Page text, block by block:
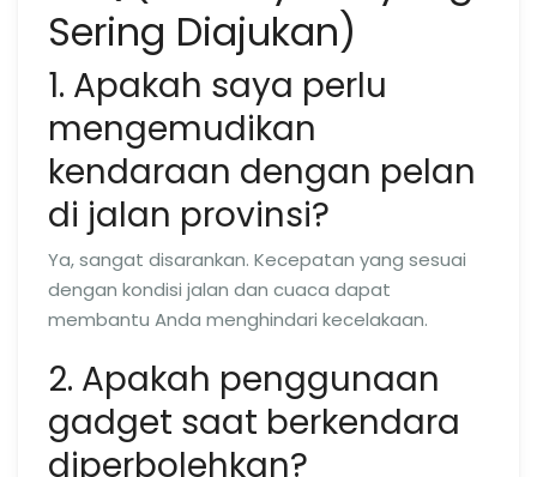
Sering Diajukan)
1. Apakah saya perlu
mengemudikan
kendaraan dengan pelan
di jalan provinsi?
Ya, sangat disarankan. Kecepatan yang sesuai
dengan kondisi jalan dan cuaca dapat
membantu Anda menghindari kecelakaan.
2. Apakah penggunaan
gadget saat berkendara
diperbolehkan?